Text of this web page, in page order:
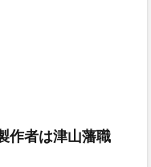
作者は津山藩職